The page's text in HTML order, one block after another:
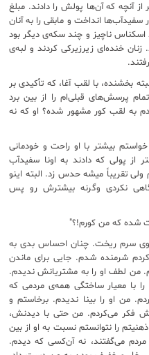
آنچه که آن‌ها پولش را دادند. مبلغ
انداخت و مابقی را به آنان
اسکناس ناچیز و چند سکه‌ی دیگر بود
خنده‌ای زیرزیرکی کردند و لبه‌ی
بخشنده، با لقب آغا، که تأکیدی بر
پرسش‌های قبلی‌ام را از بین برد
به لقب کور مشهور شده؟ او که نه
بیشتر با او راحت و خودمانی
پولی که دادند به اونا سفیدآب
تقریباً میشه حدس زد. البته اینو
نکردی وگرنه بیشترش رو پس
شده که من کورم!؟"
سرم ریخت. چنان احساس بدی به
شرمنده شدم. جایی برای ماندن
من لطف او را به مشتریانش ندیدم.
با معیار ساختگی همه‌ی مردمی که
او را بینا ندیدم. برخاستم و
فکر می‌کردم. من حتی با دیدنش،
را نتوانستم نسبت به او از بین
می‌گفتند، نه آن‌کسی که دیدم.